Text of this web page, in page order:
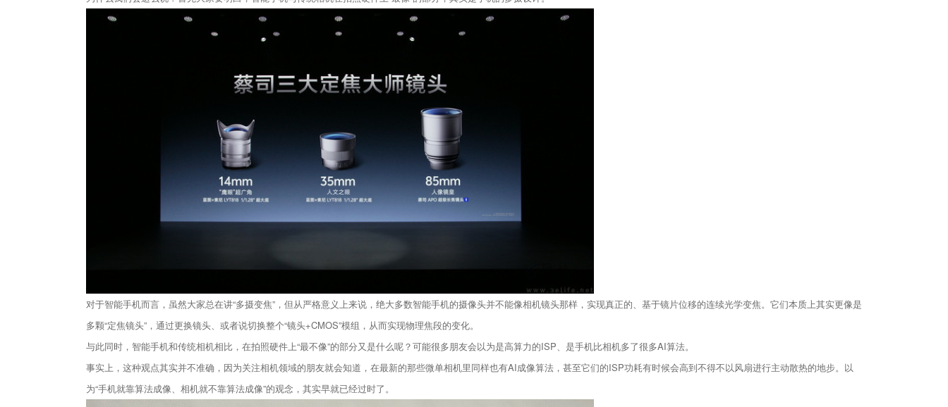
对于智能手机而言，虽然大家总在讲“多摄变焦”，但从严格意义上来说，绝大多数智能手机的摄像头并不能像相机镜头那样，实现真正的、基于镜片位移的连续光学变焦。它们本质上其实更像是
多颗“定焦镜头”，通过更换镜头、或者说切换整个“镜头+CMOS”模组，从而实现物理焦段的变化。
与此同时，智能手机和传统相机相比，在拍照硬件上“最不像”的部分又是什么呢？可能很多朋友会以为是高算力的ISP、是手机比相机多了很多AI算法。
事实上，这种观点其实并不准确，因为关注相机领域的朋友就会知道，在最新的那些微单相机里同样也有AI成像算法，甚至它们的ISP功耗有时候会高到不得不以风扇进行主动散热的地步。以
为“手机就靠算法成像、相机就不靠算法成像”的观念，其实早就已经过时了。